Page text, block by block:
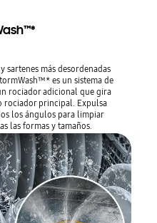
sartenes más desordenadas
es un sistema de
rociador adicional que gira
rociador principal. Expulsa
los ángulos para limpiar
las formas y tamaños.